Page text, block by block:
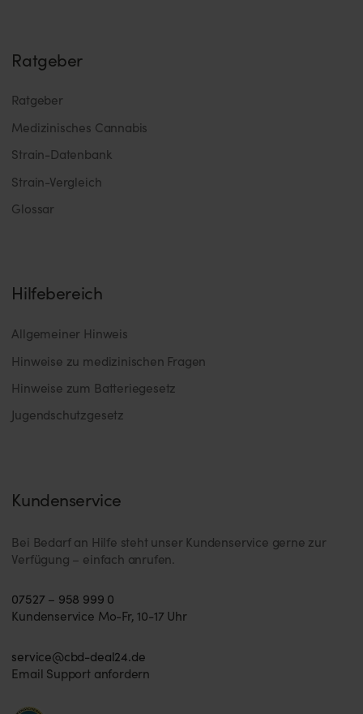
Ratgeber
Ratgeber
Medizinisches Cannabis
Strain-Datenbank
Strain-Vergleich
Glossar
Hilfebereich
Allgemeiner Hinweis
Hinweise zu medizinischen Fragen
Hinweise zum Batteriegesetz
Jugendschutzgesetz
Kundenservice
Bei Bedarf an Hilfe steht unser Kundenservice gerne zur
Verfügung – einfach anrufen.
07527 – 958 999 0
Kundenservice Mo-Fr, 10-17 Uhr
service@cbd-deal24.de
Email Support anfordern